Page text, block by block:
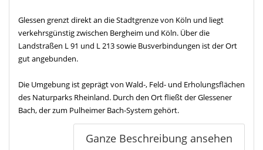
Glessen grenzt direkt an die Stadtgrenze von Köln und liegt
verkehrsgünstig zwischen Bergheim und Köln. Über die
Landstraßen L 91 und L 213 sowie Busverbindungen ist der Ort
gut angebunden.
Die Umgebung ist geprägt von Wald-, Feld- und Erholungsflächen
des Naturparks Rheinland. Durch den Ort fließt der Glessener
Bach, der zum Pulheimer Bach-System gehört.
Glessen bietet eine ländlich geprägte Wohnlage mit guter
Ganze Beschreibung ansehen